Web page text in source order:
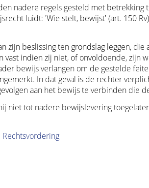
nadere regels gesteld met betrekking
luidt: 'Wie stelt, bewijst' (art. 150
beslissing ten grondslag leggen, die
vast indien zij niet, of onvoldoende, zijn
bewijs verlangen om de gestelde
In dat geval is de rechter
aan het bewijs te verbinden die
niet tot nadere bewijslevering